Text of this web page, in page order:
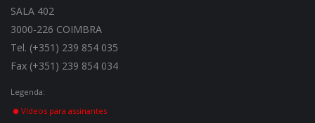
SALA 402
3000-226 COIMBRA
Tel. (+351) 239 854 035
Fax (+351) 239 854 034
Legenda:
Vídeos para assinantes